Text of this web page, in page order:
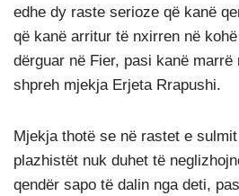
edhe dy raste serioze që kanë
që kanë arritur të nxirren në
dërguar në Fier, pasi kanë marrë
shpreh mjekja Erjeta Rrapushi.
Mjekja thotë se në rastet e
plazhistët nuk duhet të
qendër sapo të dalin nga deti,